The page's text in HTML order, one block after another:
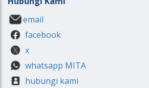
email
facebook
x
whatsapp MITA
hubungi kami